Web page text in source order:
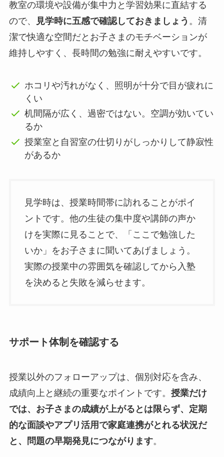
教室の環境や設備が集中力と学習効果に直結する
ので、
見学時に五感で確認しておきましょう 。清
潔で快適な空間だとお子さまのモチベーションが
維持しやすく、長時間の勉強に耐えやすいです。
ホコリや汚れがなく、照明が十分で目が疲れに
くい
机間隔が広く、過密ではない。空調が効いてい
るか
授業室と自習室の仕切りがしっかりして静寂性
があるか
見学時は、授業時間帯に訪れることがポイ
ントです。他の生徒の集中度や講師の声か
けを実際に見ることで、「ここで勉強した
いか」をお子さまに聞いてあげましょう。
実際の授業中の雰囲気を確認してから入塾
を決めると失敗を減らせます。
サポート体制を確認する
授業以外のフォローアップは、個別対応を含み、
成績向上と継続の重要なポイントです。 授業だけ
では、お子さまの成績が上がるとは限らず、定期
的な面談やアプリ活用で家庭連携がとれる状況だ
と、問題の早期発見につながります。